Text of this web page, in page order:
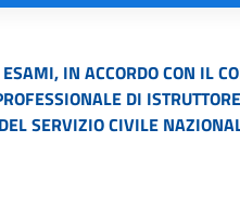
IN ACCORDO CON IL
DI
SERVIZIO CIVILE